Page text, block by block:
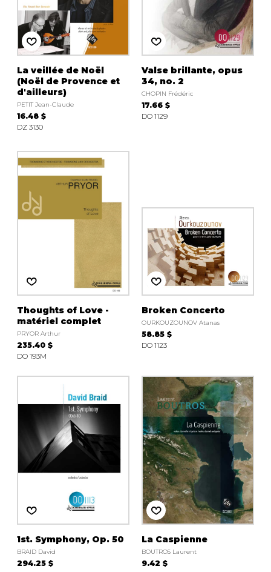
La veillée de Noël
(Noël de Provence et
d'ailleurs)
PETIT Jean-Claude
16.48 $
DZ 3130
Valse brillante, opus
34, no. 2
CHOPIN Frédéric
17.66 $
DO 1129
Thoughts of Love -
matériel complet
PRYOR Arthur
235.40 $
DO 193M
Broken Concerto
OURKOUZOUNOV Atanas
58.85 $
DO 1123
1st. Symphony, Op. 50
BRAID David
294.25 $
La Caspienne
BOUTROS Laurent
9.42 $